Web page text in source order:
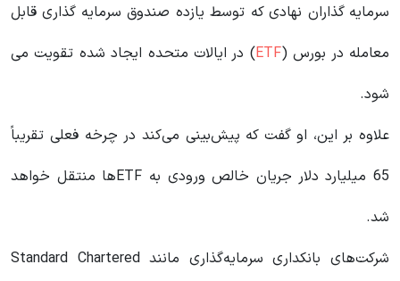
سرمایه گذاران نهادی که توسط یازده صندوق سرمایه گذاری قابل
معامله در بورس (ETF) در ایالات متحده ایجاد شده تقویت می
شود.
علاوه بر این، او گفت که پیش‌بینی می‌کند در چرخه فعلی تقریباً
65 میلیارد دلار جریان خالص ورودی به ETFها منتقل خواهد
شد.
شرکت‌های بانکداری سرمایه‌گذاری مانند Standard Chartered